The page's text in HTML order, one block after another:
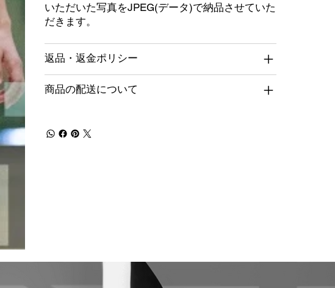
いただいた写真をJPEG(データ)で納品させていた
だきます。
返品・返金ポリシー
商品の配送について